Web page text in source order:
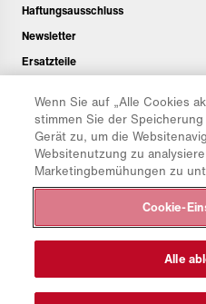
Haftungsausschluss
Newsletter
Ersatzteile
CO₂-Rechner
TCO-Rechner
Händler & Standorte
Produktgruppenübersicht
CollabHub Login
© 2026 Aebi Schmidt Group
Wenn Sie auf „Alle Cookies
stimmen Sie der
Gerät zu, um die
Websitenutzung zu
Marketingbemühungen zu
Cookie-
Alle